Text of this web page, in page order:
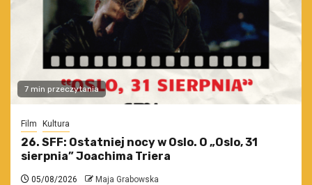
7 min przeczytania
Film Kultura
26. SFF: Ostatniej nocy w Oslo. O „Oslo, 31
sierpnia” Joachima Triera
05/08/2026 Maja Grabowska